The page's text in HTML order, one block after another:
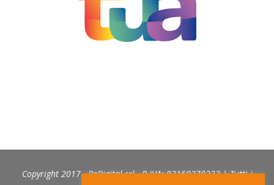
Copyright 2017 - BeDigital srl - P.IVA: 03150270233 | Tutti i